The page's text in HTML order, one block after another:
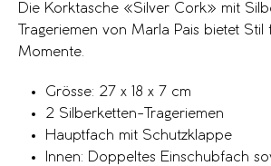
Die Korktasche «Silver Cork» mit
Trageriemen von Marla Pais bietet Stil
Momente.
Grösse: 27 x 18 x 7 cm
2 Silberketten-Trageriemen
Hauptfach mit Schutzklappe
Innen: Doppeltes Einschubfach